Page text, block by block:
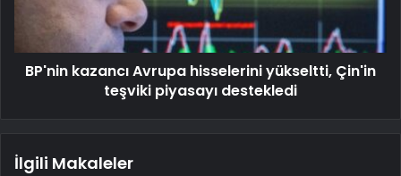
BP'nin kazancı Avrupa hisselerini yükseltti, Çin'in
teşviki piyasayı destekledi
İlgili Makaleler